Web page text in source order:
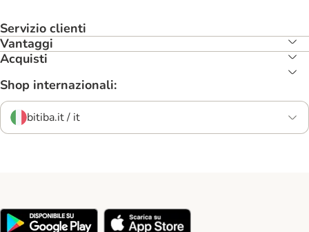
Servizio clienti
Vantaggi
Acquisti
Shop internazionali:
bitiba.it / it